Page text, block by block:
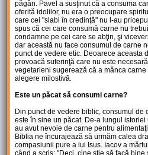
păgân. Pavel a susţinut că a consuma
oferită idolilor, nu era o preocupare
care cei "slabi în credinţă" nu l-au
spus că cei care consumă carne nu
condamne pe cei care se abţin, şi
dar această nu face consumul de carne
punct de vedere etic. Deoarece aceasta
provoacă suferinţă care nu este
vegetarieni sugerează că a mânca carne
alegere milostivă.
Este un păcat să consumi carne?
Din punct de vedere biblic, consumul de
este în sine un păcat. De-a lungul istoriei
au avut nevoie de carne pentru
Biblia ne încurajează să urmăm calea
compasiunii pure a lui Isus. Iacov a